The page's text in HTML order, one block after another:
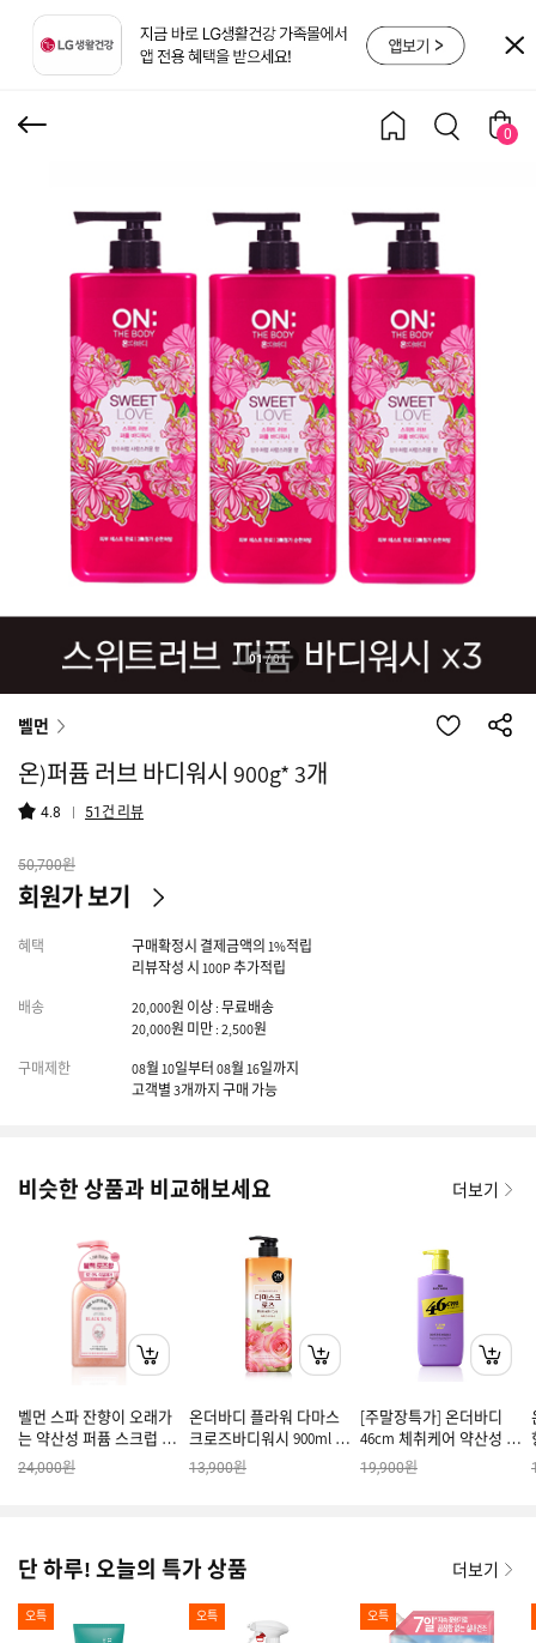
0
00g* 3개
01/01
벨먼
온)퍼퓸 러브 바디워시 900g* 3개
4.8 51 건 리뷰
50,700원
회원가 보기
혜택
구매확정시 결제금액의 1%적립
리뷰작성 시 100P 추가적립
배송
20,000원 이상 : 무료배송
20,000원 미만 : 2,500원
구매제한
08월 10일부터 08월 16일까지
고객별 3개까지 구매 가능
비슷한 상품과 비교해보세요 더보기
벨먼 스파 잔향이 오래가
는 약산성 퍼퓸 스크럽 바
디워시 블랙로즈향 600G
24,000원
온더바디 플라워 다마스
크로즈바디워시 900ml x
1개
13,900원
[주말장특가] 온더바디
46cm 체취케어 약산성 땀
냄새 체취제거 등드름 데
오드란트 바디워시 클린
19,900원
단 하루! 오늘의 특가 상품 더보기
오특 오특 오특